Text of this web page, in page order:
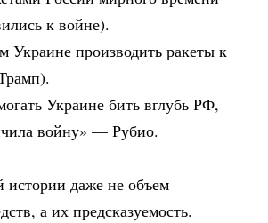
к войне).
производить ракеты к
Украине бить вглубь РФ,
войну» — Рубио.
истории даже не объем
а их предсказуемость.